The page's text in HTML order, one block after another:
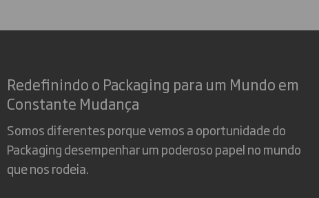
Redefinindo o Packaging para um Mundo em
Constante Mudança
Somos diferentes porque vemos a oportunidade do
Packaging desempenhar um poderoso papel no mundo
que nos rodeia.